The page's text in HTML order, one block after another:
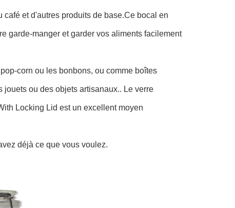
et d'autres produits de base.Ce bocal en
garde-manger et garder vos aliments facilement
corn ou les bonbons, ou comme boîtes
ou des objets artisanaux.. Le verre
Locking Lid est un excellent moyen
déjà ce que vous voulez.